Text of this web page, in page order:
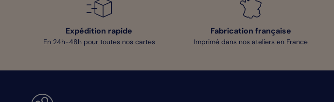
Expédition rapide
En 24h-48h pour toutes nos cartes
Fabrication française
Imprimé dans nos ateliers en France